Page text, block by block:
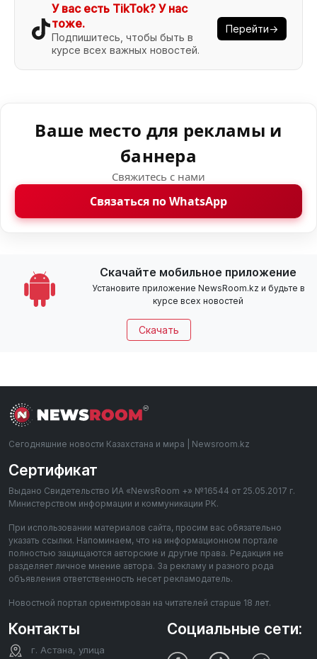
У вас есть TikTok? У нас
тоже.
Подпишитесь, чтобы быть в
курсе всех важных новостей.
Перейти→
Ваше место для рекламы и
баннера
Свяжитесь с нами
Связаться по WhatsApp
Скачайте мобильное приложение
Установите приложение NewsRoom.kz и будьте в
курсе всех новостей
Скачать
Сегодняшние новости Казахстана и мира | Newsroom.kz
Сертификат
Выдано Свидетельство ИА «NewsRoom +» №16544 от 25.05.2017 г.
Министерством информации и коммуникации РК.
При использовании материалов сайта, просим вас обязательно
указать ссылки. Напоминаем, что на информационном портале
полностью защищаются авторские и другие права. Редакция не
разделяет личное мнение автора. За рекламу и разного рода
объявления ответственность несет рекламодатель.
Новостной портал ориентирован на читателей старше 18 лет.
Контакты
г. Астана, улица
Социальные сети: